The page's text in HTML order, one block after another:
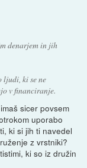
denarjem in jih
ljudi, ki se ne
v financiranje.
sicer povsem
uporabo
ki si jih ti navedel
z vrstniki?
ki so iz družin